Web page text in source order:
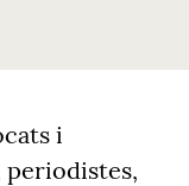
i
periodistes,